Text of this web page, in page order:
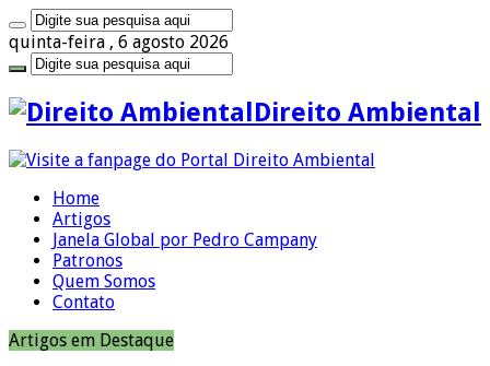
quinta-feira , 6 agosto 2026
Direito Ambiental
Home
Artigos
Janela Global por Pedro Campany
Patronos
Quem Somos
Contato
Artigos em Destaque